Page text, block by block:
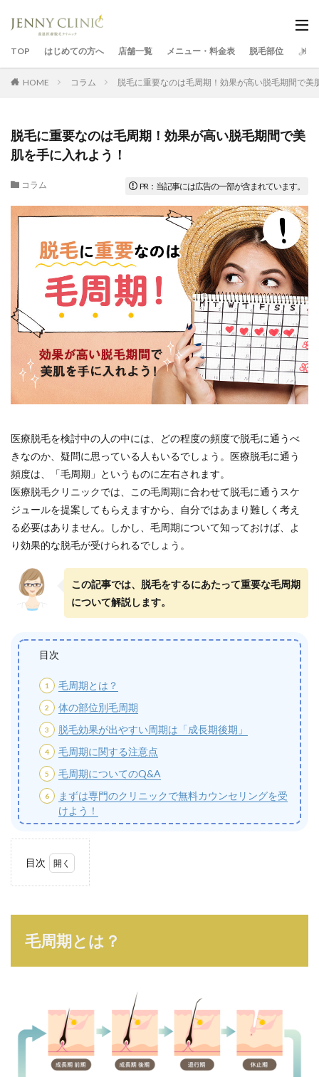
TOP はじめての方へ 店舗一覧 メニュー・料金表 脱毛部位 よく
HOME コラム 脱毛に重要なのは毛周期！効果が高い脱毛期間で美
脱毛に重要なのは毛周期！効果が高い脱毛期間で美
肌を手に入れよう！
コラム
医療脱毛を検討中の人の中には、どの程度の頻度で脱毛に通うべ
きなのか、疑問に思っている人もいるでしょう。医療脱毛に通う
頻度は、「毛周期」というものに左右されます。
医療脱毛クリニックでは、この毛周期に合わせて脱毛に通うスケ
ジュールを提案してもらえますから、自分ではあまり難しく考え
る必要はありません。しかし、毛周期について知っておけば、よ
り効果的な脱毛が受けられるでしょう。
この記事では、脱毛をするにあたって重要な毛周期
について解説します。
目次
毛周期とは？
体の部位別毛周期
脱毛効果が出やすい周期は「成長期後期」
毛周期に関する注意点
毛周期についてのQ&A
まずは専門のクリニックで無料カウンセリングを受
けよう！
目次
1.1
周期
で4
2
毛周期とは？